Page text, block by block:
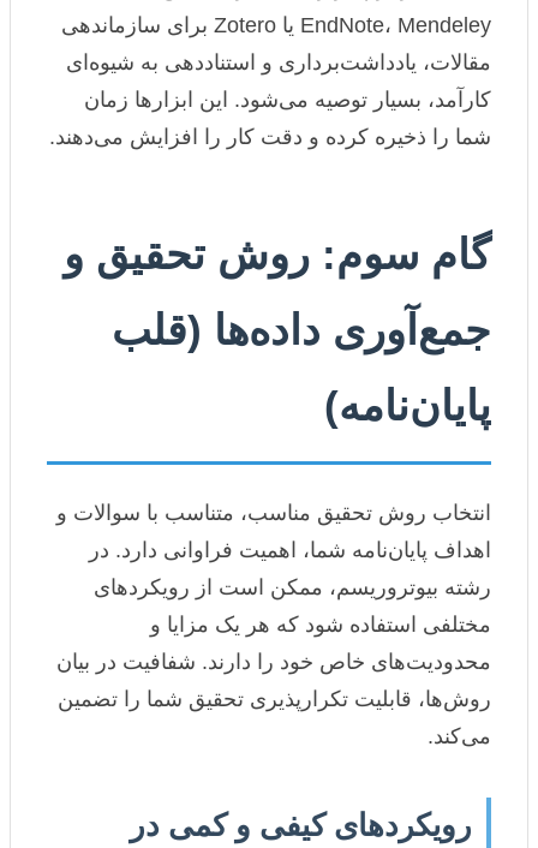
EndNote، Mendeley یا Zotero برای سازماندهی
مقالات، یادداشت‌برداری و استناددهی به شیوه‌ای
کارآمد، بسیار توصیه می‌شود. این ابزارها زمان
شما را ذخیره کرده و دقت کار را افزایش می‌دهند.
گام سوم: روش تحقیق و
جمع‌آوری داده‌ها (قلب
پایان‌نامه)
انتخاب روش تحقیق مناسب، متناسب با سوالات و
اهداف پایان‌نامه شما، اهمیت فراوانی دارد. در
رشته بیوتروریسم، ممکن است از رویکردهای
مختلفی استفاده شود که هر یک مزایا و
محدودیت‌های خاص خود را دارند. شفافیت در بیان
روش‌ها، قابلیت تکرارپذیری تحقیق شما را تضمین
می‌کند.
رویکردهای کیفی و کمی در